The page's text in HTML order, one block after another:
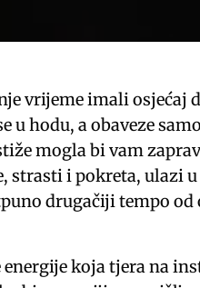
vrijeme imali osjećaj
u hodu, a obaveze
mogla bi vam
strasti i pokreta, ulazi
drugačiji tempo od
koja tjera na